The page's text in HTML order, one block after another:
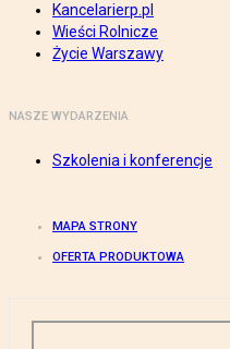
Kancelarierp.pl
Wieści Rolnicze
Życie Warszawy
NASZE WYDARZENIA
Szkolenia i konferencje
MAPA STRONY
OFERTA PRODUKTOWA